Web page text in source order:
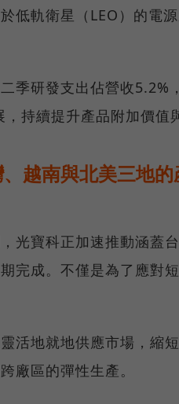
低軌衛星（LEO）的電
季研發支出佔營收5.2%
持續提升產品附加價值
越南與北美三地
光寶科正加速推動涵蓋
完成。不僅是為了應對
活地就地供應市場，縮
廠區的彈性生產。